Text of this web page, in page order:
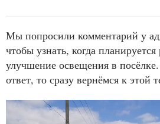
Мы попросили комментарий у
чтобы узнать, когда
улучшение освещения в
ответ, то сразу вернёмся к этой